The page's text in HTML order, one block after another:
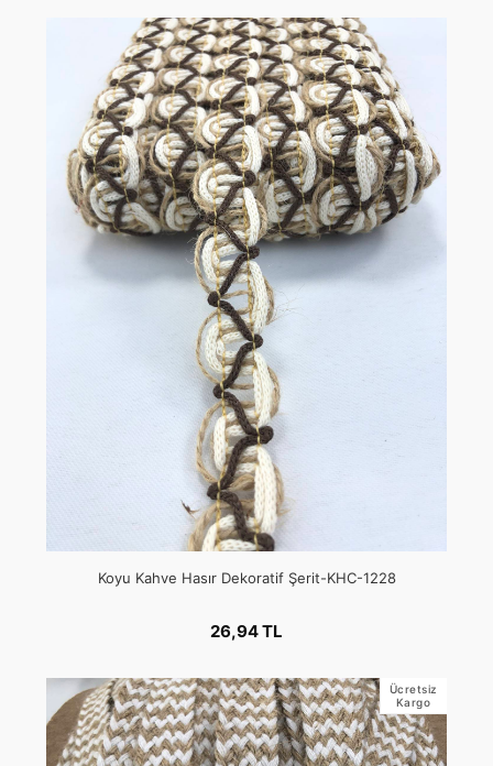
Koyu Kahve Hasır Dekoratif Şerit-KHC-1228
26,94 TL
Ücretsiz
Kargo